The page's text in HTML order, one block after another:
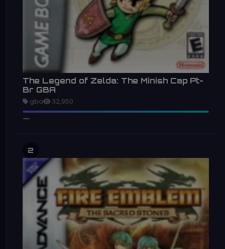
The Legend of Zelda: The Minish Cap Pt-
Br GBA
gba 32,950
2